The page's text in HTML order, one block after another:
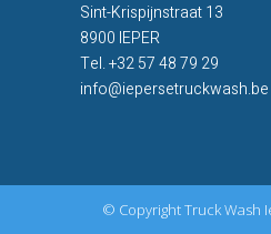
Sint-Krispijnstraat 13
8900 IEPER
Tel.+32 57 48 79 29
info@iepersetruckwash.be
© Copyright Truck Wash